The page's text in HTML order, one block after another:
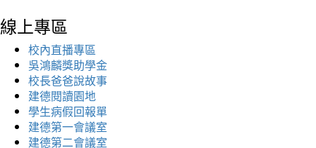
線上專區
校內直播專區
吳鴻麟獎助學金
校長爸爸說故事
建德閱讀園地
學生病假回報單
建德第一會議室
建德第二會議室